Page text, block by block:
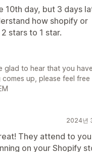
10th day, but 3 days
how shopify or
stars to 1 star.
glad to hear that you
up, please feel free
2024년
They attend to you
on your Shopify